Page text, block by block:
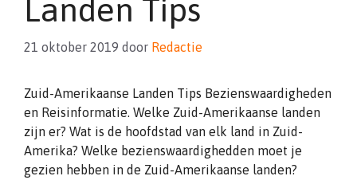
Landen Tips
21 oktober 2019 door Redactie
Zuid-Amerikaanse Landen Tips Bezienswaardigheden
en Reisinformatie. Welke Zuid-Amerikaanse landen
zijn er? Wat is de hoofdstad van elk land in Zuid-
Amerika? Welke bezienswaardighedden moet je
gezien hebben in de Zuid-Amerikaanse landen?